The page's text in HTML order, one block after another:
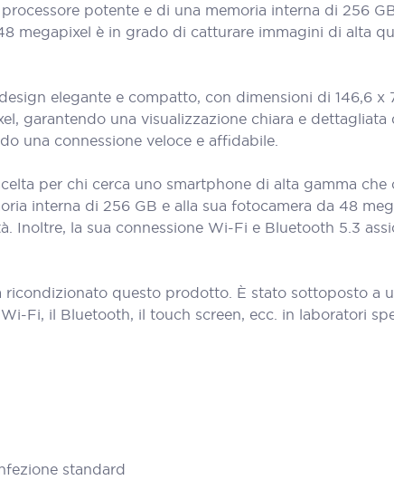
potente e di una memoria interna di 256
megapixel è in grado di catturare immagini di alta
elegante e compatto, con dimensioni di 146,6 x
garantendo una visualizzazione chiara e
una connessione veloce e affidabile.
per chi cerca uno smartphone di alta gamma
interna di 256 GB e alla sua fotocamera da 48
Inoltre, la sua connessione Wi-Fi e Bluetooth 5.3
ricondizionato questo prodotto. È stato sottoposto a
Fi, il Bluetooth, il touch screen, ecc. in laboratori
standard